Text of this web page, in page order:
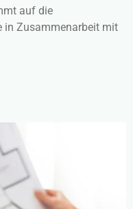
auf die
in Zusammenarbeit mit